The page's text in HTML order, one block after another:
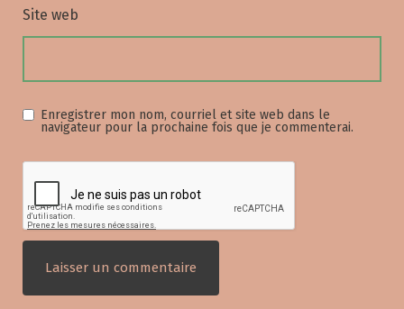
Site web
Enregistrer mon nom, courriel et site web dans le
navigateur pour la prochaine fois que je commenterai.